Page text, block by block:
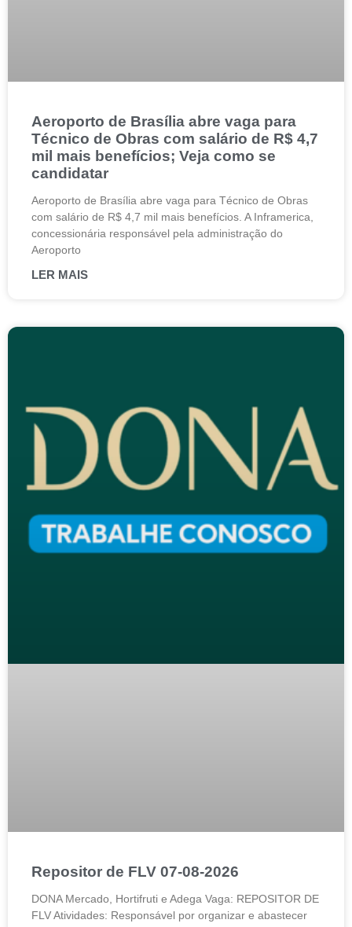
Aeroporto de Brasília abre vaga para
Técnico de Obras com salário de R$ 4,7
mil mais benefícios; Veja como se
candidatar
Aeroporto de Brasília abre vaga para Técnico de Obras
com salário de R$ 4,7 mil mais benefícios. A Inframerica,
concessionária responsável pela administração do
Aeroporto
LER MAIS
Repositor de FLV 07-08-2026
DONA Mercado, Hortifruti e Adega Vaga: REPOSITOR DE
FLV Atividades: Responsável por organizar e abastecer